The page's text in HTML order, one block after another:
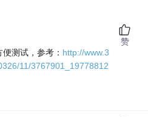
测试，参考： http://www.3
11/3767901_19778812
赞